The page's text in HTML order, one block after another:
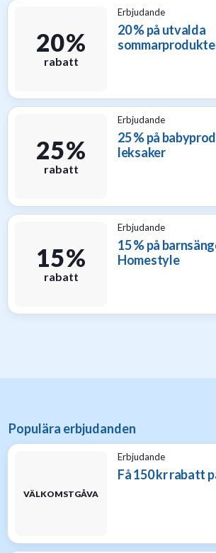
20 %
rabatt
Erbjudande
20 % på utvalda
25 %
rabatt
Erbjudande
25 % på
leksaker
15 %
rabatt
Erbjudande
15 % på
Homestyle
Populära erbjudanden
VÄLKOMSTGÅVA
Erbjudande
Få 150 kr rabatt